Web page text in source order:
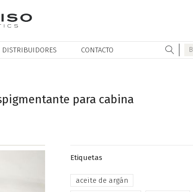
DISTRIBUIDORES CONTACTO
para cabina
Etiquetas
aceite de argán